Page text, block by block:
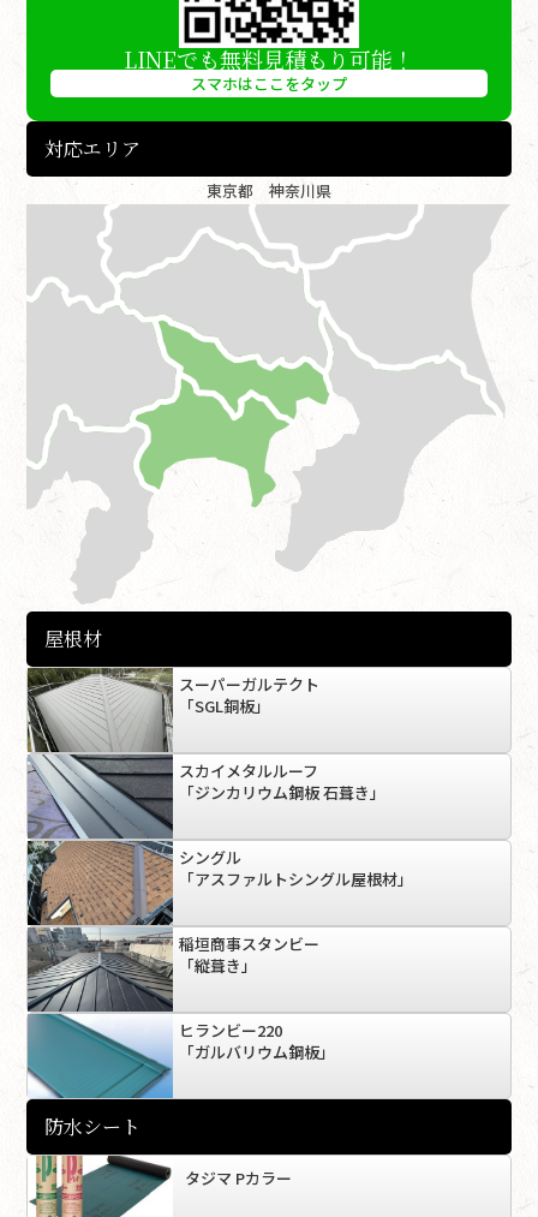
LINEでも無料見積もり可能！
スマホはここをタップ
対応エリア
東京都 神奈川県
屋根材
スーパーガルテクト
「SGL銅板」
スカイメタルルーフ
「ジンカリウム鋼板 石葺き」
シングル
「アスファルトシングル屋根材」
稲垣商事スタンビー
「縦葺き」
ヒランビー220
「ガルバリウム鋼板」
防水シート
タジマ Pカラー